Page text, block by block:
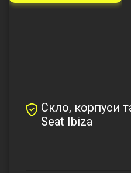
Скло, корпуси
Seat Ibiza